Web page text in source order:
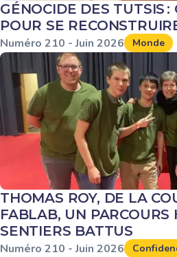
GÉNOCIDE DES TUTSIS :
POUR SE
Numéro 210 - Juin 2026 Monde
THOMAS ROY, DE LA
FABLAB, UN PARCOURS
SENTIERS BATTUS
Numéro 210 - Juin 2026